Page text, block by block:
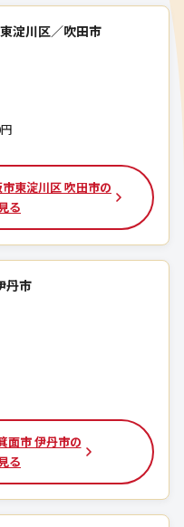
淀川区／吹田市
東淀川区 吹田市の
る
丹市
面市 伊丹市の
る